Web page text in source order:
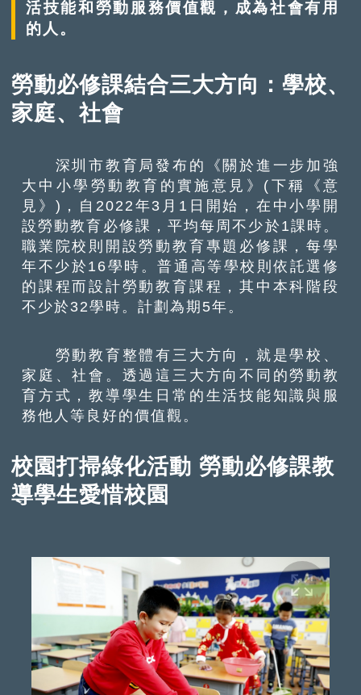
活技能和勞動服務價值觀，成為社會有用
的人。
勞動必修課結合三大方向：學校、
家庭、社會
深圳市教育局發布的《關於進一步加強
大中小學勞動教育的實施意見》(下稱《意
見》)，自2022年3月1日開始，在中小學開
設勞動教育必修課，平均每周不少於1課時。
職業院校則開設勞動教育專題必修課，每學
年不少於16學時。普通高等學校則依託選修
的課程而設計勞動教育課程，其中本科階段
不少於32學時。計劃為期5年。
勞動教育整體有三大方向，就是學校、
家庭、社會。透過這三大方向不同的勞動教
育方式，教導學生日常的生活技能知識與服
務他人等良好的價值觀。
校園打掃綠化活動 勞動必修課教
導學生愛惜校園